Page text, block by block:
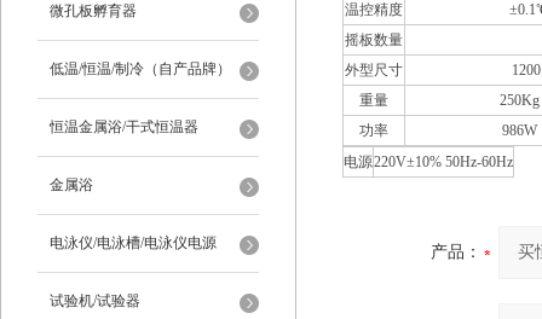
微孔板孵育器
低温/恒温/制冷（自产品牌）
恒温金属浴/干式恒温器
金属浴
电泳仪/电泳槽/电泳仪电源
试验机/试验器
温控精度
摇板数量
外型尺寸
重量
250Kg
功率
986W
电源220V±10% 50Hz-60Hz
产品：